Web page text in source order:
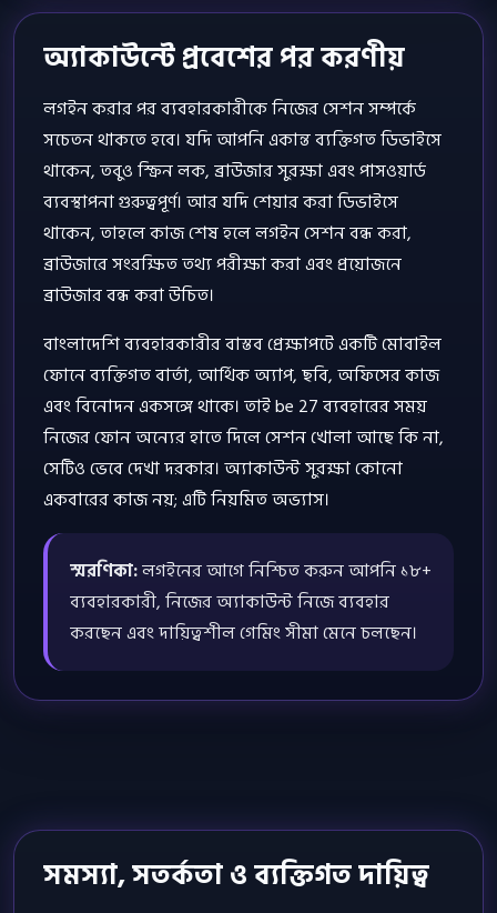
অ্যাকাউন্টে প্রবেশের পর করণীয়
লগইন করার পর ব্যবহারকারীকে নিজের সেশন সম্পর্কে
সচেতন থাকতে হবে। যদি আপনি একান্ত ব্যক্তিগত ডিভাইসে
থাকেন, তবুও স্ক্রিন লক, ব্রাউজার সুরক্ষা এবং পাসওয়ার্ড
ব্যবস্থাপনা গুরুত্বপূর্ণ। আর যদি শেয়ার করা ডিভাইসে
থাকেন, তাহলে কাজ শেষ হলে লগইন সেশন বন্ধ করা,
ব্রাউজারে সংরক্ষিত তথ্য পরীক্ষা করা এবং প্রয়োজনে
ব্রাউজার বন্ধ করা উচিত।
বাংলাদেশি ব্যবহারকারীর বাস্তব প্রেক্ষাপটে একটি মোবাইল
ফোনে ব্যক্তিগত বার্তা, আর্থিক অ্যাপ, ছবি, অফিসের কাজ
এবং বিনোদন একসঙ্গে থাকে। তাই be 27 ব্যবহারের সময়
নিজের ফোন অন্যের হাতে দিলে সেশন খোলা আছে কি না,
সেটিও ভেবে দেখা দরকার। অ্যাকাউন্ট সুরক্ষা কোনো
একবারের কাজ নয়; এটি নিয়মিত অভ্যাস।
স্মরণিকা:লগইনের আগে নিশ্চিত করুন আপনি ১৮+
ব্যবহারকারী, নিজের অ্যাকাউন্ট নিজে ব্যবহার
করছেন এবং দায়িত্বশীল গেমিং সীমা মেনে চলছেন।
সমস্যা, সতর্কতা ও ব্যক্তিগত দায়িত্ব